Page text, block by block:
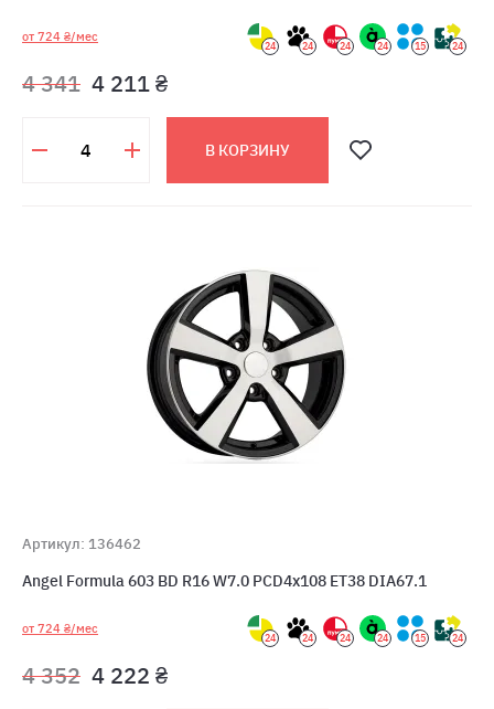
от 724 ₴/мес
24 24 24 24 15 24
4 341 4 211 ₴
В КОРЗИНУ
Артикул: 136462
Angel Formula 603 BD R16 W7.0 PCD4x108 ET38 DIA67.1
от 724 ₴/мес
24 24 24 24 15 24
4 352 4 222 ₴